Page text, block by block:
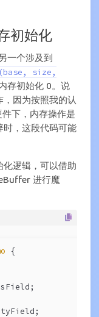
初始化
一个涉及到
size,
存初始化 0。说
因为按照我的认
下，内存操作是
时，这段代码可能
逻辑，可以借助
进行魔
{